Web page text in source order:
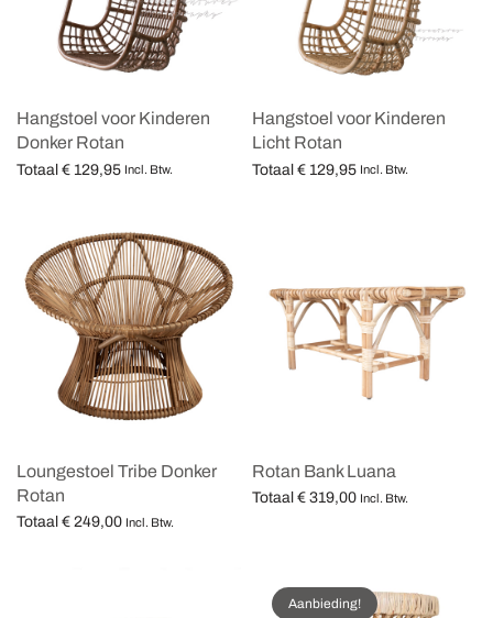
Hangstoel voor Kinderen
Donker Rotan
Totaal € 129,95 Incl. Btw.
Hangstoel voor Kinderen
Licht Rotan
Totaal € 129,95 Incl. Btw.
Loungestoel Tribe Donker
Rotan
Totaal € 249,00 Incl. Btw.
Rotan Bank Luana
Totaal € 319,00 Incl. Btw.
Aanbieding!